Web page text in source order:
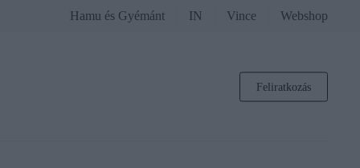
Hamu és Gyémánt IN Vince Webshop
Feliratkozás